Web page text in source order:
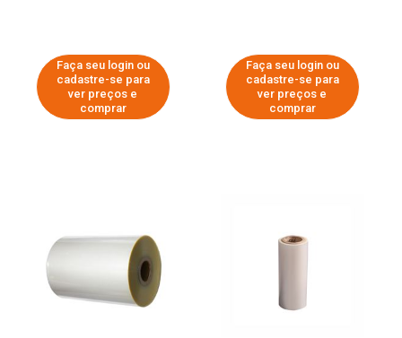
Faça seu login ou
cadastre-se para
ver preços e
comprar
Faça seu login ou
cadastre-se para
ver preços e
comprar